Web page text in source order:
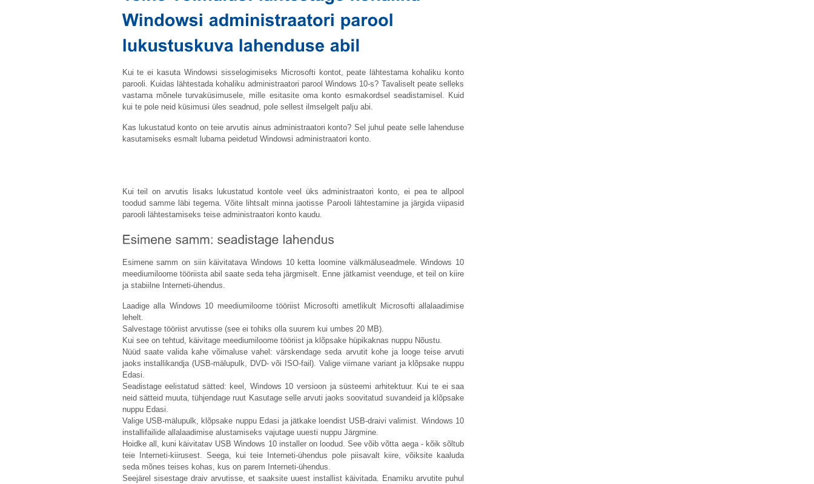
Kui te ei kasuta Windowsi sisselogimiseks Microsofti kontot, peate lähtestama kohaliku konto
parooli. Kuidas lähtestada kohaliku administraatori parool Windows 10-s? Tavaliselt peate selleks
vastama mõnele turvaküsimusele, mille esitasite oma konto esmakordsel seadistamisel. Kuid
kui te pole neid küsimusi üles seadnud, pole sellest ilmselgelt palju abi.
Kas lukustatud konto on teie arvutis ainus administraatori konto? Sel juhul peate selle lahenduse
kasutamiseks esmalt lubama peidetud Windowsi administraatori konto.
Kui teil on arvutis lisaks lukustatud kontole veel üks administraatori konto, ei pea te allpool
toodud samme läbi tegema. Võite lihtsalt minna jaotisse Parooli lähtestamine ja järgida viipasid
parooli lähtestamiseks teise administraatori konto kaudu.
Esimene samm on siin käivitatava Windows 10 ketta loomine välkmäluseadmele. Windows 10
meediumiloome tööriista abil saate seda teha järgmiselt. Enne jätkamist veenduge, et teil on kiire
ja stabiilne Interneti-ühendus.
Laadige alla Windows 10 meediumiloome tööriist Microsofti ametlikult Microsofti allalaadimise
lehelt.
Salvestage tööriist arvutisse (see ei tohiks olla suurem kui umbes 20 MB).
Kui see on tehtud, käivitage meediumiloome tööriist ja klõpsake hüpikaknas nuppu Nõustu.
Nüüd saate valida kahe võimaluse vahel: värskendage seda arvutit kohe ja looge teise arvuti
jaoks installikandja (USB-mälupulk, DVD- või ISO-fail). Valige viimane variant ja klõpsake nuppu
Edasi.
Seadistage eelistatud sätted: keel, Windows 10 versioon ja süsteemi arhitektuur. Kui te ei saa
neid sätteid muuta, tühjendage ruut Kasutage selle arvuti jaoks soovitatud suvandeid ja klõpsake
nuppu Edasi.
Valige USB-mälupulk, klõpsake nuppu Edasi ja jätkake loendist USB-draivi valimist. Windows 10
installifailide allalaadimise alustamiseks vajutage uuesti nuppu Järgmine.
Hoidke all, kuni käivitatav USB Windows 10 installer on loodud. See võib võtta aega - kõik sõltub
teie Interneti-kiirusest. Seega, kui teie Interneti-ühendus pole piisavalt kiire, võiksite kaaluda
seda mõnes teises kohas, kus on parem Interneti-ühendus.
Seejärel sisestage draiv arvutisse, et saaksite uuest installist käivitada. Enamiku arvutite puhul